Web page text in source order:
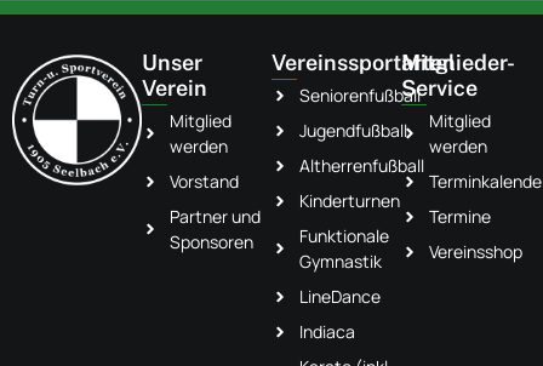
Unser
Verein
Mitglied
werden
Vorstand
Partner und
Sponsoren
Vereinssportarten
Seniorenfußball
Jugendfußball
Altherrenfußball
Kinderturnen
Funktionale
Gymnastik
LineDance
Indiaca
Mitglieder-
Service
Mitglied
werden
Termine
Vereinsshop